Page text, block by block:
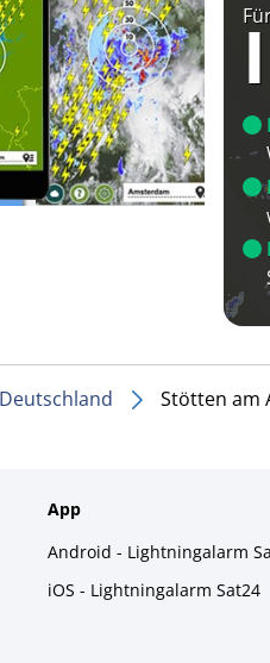
Deutschland Stötten am
App
Android - Lightningalarm
iOS - Lightningalarm Sat24